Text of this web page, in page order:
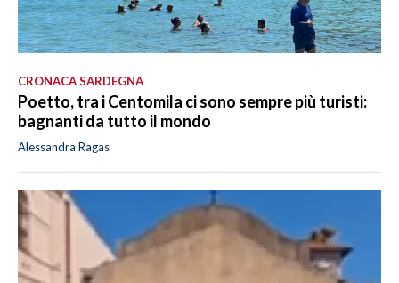
CRONACA SARDEGNA
Poetto, tra i Centomila ci sono sempre più turisti:
bagnanti da tutto il mondo
Alessandra Ragas